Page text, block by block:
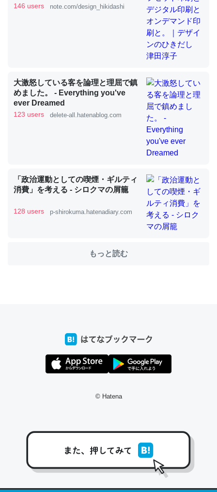
ずキチンを強化してる筈だが、酵素が違うのか？
─ニュース :: 【研究発表】昆虫学の大問題＝「昆虫はなぜ海にいな
これを元に考えるとカルシウムを大量に使う脊椎動物と貝
類は苦労してるんだな…。腹足類だと殻を無くしてナメク
ジになったり努力してるし。
─ニュース :: 【研究発表】昆虫学の大問題＝「昆虫はなぜ海にいな
ウチもEchoを実家に置いて４年。でたまに覗いてる。ぼ
ちぼちRingも置こうかと画策中。あと、Googleマップで
位置情報を共有してる。電池残量や充電中かが分かるので
コミュニケーションが劇的に変化した｜tayorini by LIFULL介護
り時間を日数にすると1週間とかの人が多いそうだけど、
─たまにLINEするくらいだった遠方の父67歳と僕。ITツール導入で
コミュニケーションが劇的に変化した｜tayorini by LIFULL介護
私も3年前ぐらいに祖母の家に設置した。ポケットWifiみ
たいなのでネット環境作ったけどAlexaしか使わないので
回線代ほとんどかからないですよ。参考：
https://toyoshi.hatenablog.com/entry/2019/05/15/1805
津田淳子
146 users note.com/design_hikidashi
大激怒している客を論理と理屈で鎮
めました。 - Everything you've
ever Dreamed
123 users delete-all.hatenablog.com
「政治運動としての喫煙・ギルティ
消費」を考える - シロクマの屑籠
128 users p-shirokuma.hatenadiary.com
もっと読む
© Hatena